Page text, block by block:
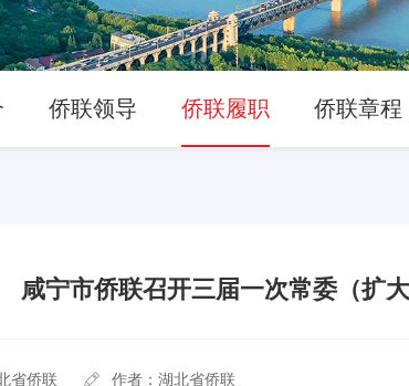
侨联领导 侨联履职 侨联章程
咸宁市侨联召开三届一次常委（扩
省侨联 作者：湖北省侨联